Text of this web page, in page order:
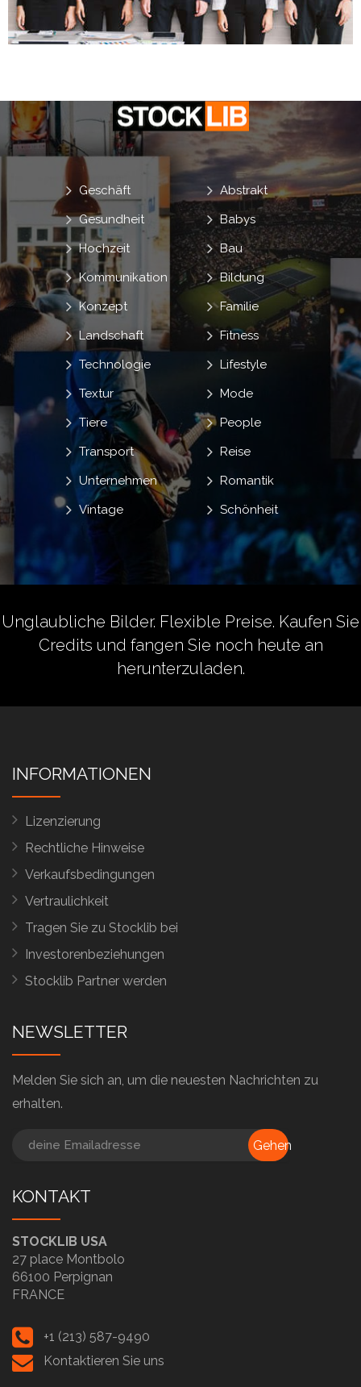
Abstrakt
Babys
Bau
Bildung
Familie
Fitness
Geschäft
Gesundheit
Hochzeit
Kommunikation
Konzept
Landschaft
Lifestyle
Mode
People
Reise
Romantik
Schönheit
Technologie
Textur
Tiere
Transport
Unternehmen
Vintage
Unglaubliche Bilder. Flexible Preise. Kaufen Sie
Credits und fangen Sie noch heute an
herunterzuladen.
INFORMATIONEN
Lizenzierung
Rechtliche Hinweise
Verkaufsbedingungen
Vertraulichkeit
Tragen Sie zu Stocklib bei
Investorenbeziehungen
Stocklib Partner werden
NEWSLETTER
Melden Sie sich an, um die neuesten Nachrichten zu
erhalten.
Gehen
KONTAKT
STOCKLIB USA
27 place Montbolo
66100 Perpignan
FRANCE
+1 (213) 587-9490
Kontaktieren Sie uns